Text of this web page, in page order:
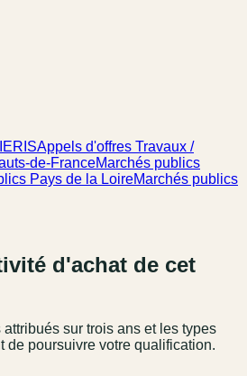
Appels d'offres Travaux /
de-FranceMarchés publics
Pays de la LoireMarchés publics
d'achat de cet
sur trois ans et les types
de poursuivre votre qualification.